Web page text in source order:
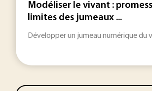
Modéliser le vivant :
limites des jumeaux ...
Développer un jumeau numérique du